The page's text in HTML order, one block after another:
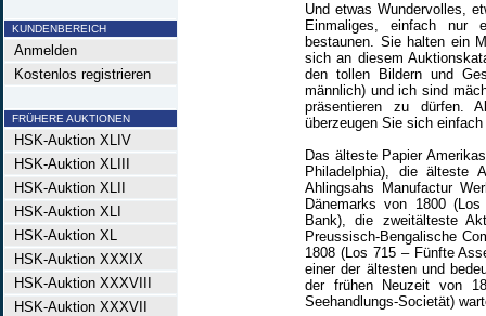
KUNDENBEREICH
Anmelden
Kostenlos registrieren
FRÜHERE AUKTIONEN
HSK-Auktion XLIV
HSK-Auktion XLIII
HSK-Auktion XLII
HSK-Auktion XLI
HSK-Auktion XL
HSK-Auktion XXXIX
HSK-Auktion XXXVIII
HSK-Auktion XXXVII
Und etwas Wundervolles,
Einmaliges, einfach
bestaunen. Sie halten ein
sich an diesem
den tollen Bildern und
männlich) und ich sind
präsentieren zu dürfen.
überzeugen Sie sich einfach
Das älteste Papier
Philadelphia), die älteste
Ahlingsahs Manufactur
Dänemarks von 1800
Bank), die zweitälteste
Preussisch-Bengalische
1808 (Los 715 – Fünfte
einer der ältesten und
der frühen Neuzeit von
Seehandlungs-Societät)